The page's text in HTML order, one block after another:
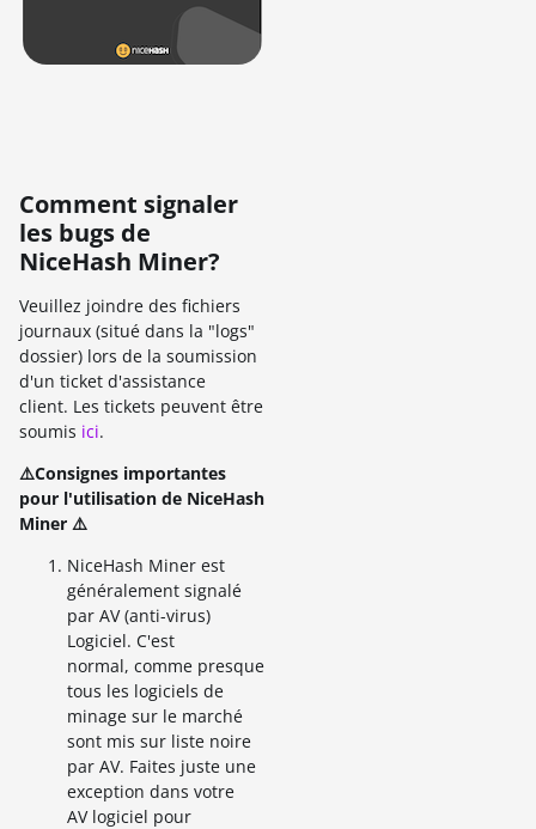
Comment signaler
les bugs de
NiceHash Miner?
Veuillez joindre des fichiers
journaux (situé dans la "logs"
dossier) lors de la soumission
d'un ticket d'assistance
client. Les tickets peuvent être
soumis ici.
⚠️Consignes importantes
pour l'utilisation de NiceHash
Miner ⚠️
NiceHash Miner est
généralement signalé
par AV (anti-virus)
Logiciel. C'est
normal, comme presque
tous les logiciels de
minage sur le marché
sont mis sur liste noire
par AV. Faites juste une
exception dans votre
AV logiciel pour